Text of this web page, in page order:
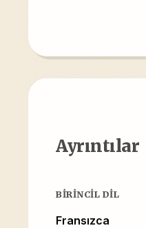
Ayrıntılar
BIRINCIL DIL
Fransızca